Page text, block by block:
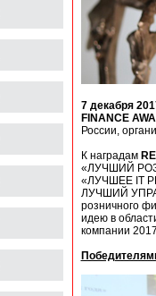
7 декабря
FINANCE
России,
К наградам
«ЛУЧШИЙ
«ЛУЧШЕЕ IT
ЛУЧШИЙ
розничного
идею в
компании